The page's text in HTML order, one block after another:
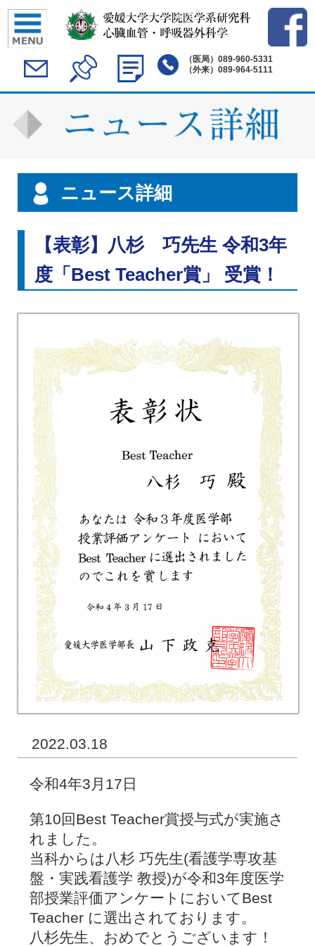
（医局）089-960-5331
（外来）089-964-5111
ニュース詳細
【表彰】八杉 巧先生 令和3年
度「Best Teacher賞」 受賞！
2022.03.18
令和4年3月17日
第10回Best Teacher賞授与式が実施さ
れました。
当科からは八杉 巧先生(看護学専攻基
盤・実践看護学 教授)が令和3年度医学
部授業評価アンケートにおいてBest
Teacher に選出されております。
八杉先生、おめでとうございます！